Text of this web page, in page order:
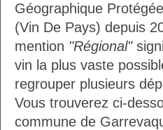
Géographique
(Vin De Pays) depuis
mention "Régional"
vin la plus vaste
regrouper plusieurs
Vous trouverez ci-
commune de